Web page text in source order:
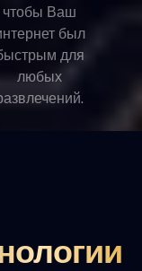
чтобы Ваш
был
для
любых